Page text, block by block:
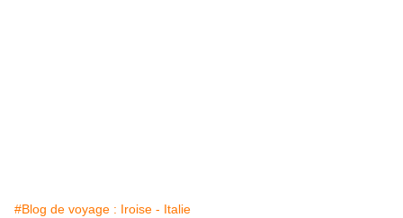
#Blog de voyage : Iroise - Italie